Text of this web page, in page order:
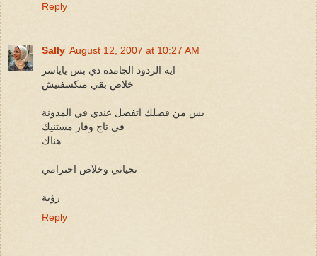
Reply
Sally August 12, 2007 at 10:27 AM
ايه الردود الجامده دي بس ياياسر
خلاص بقي متكسفنيش
بس من فضلك اتفضل عندي في المدونة
في تاج وقار مستنيك
هناك
تحياتي وخلاص احترامي
رؤية
Reply